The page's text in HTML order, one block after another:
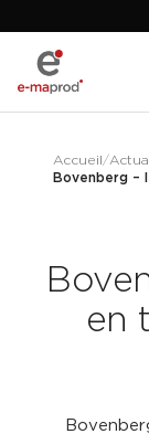
Accueil /
Bovenberg –
en